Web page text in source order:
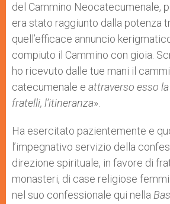
del Cammino Neocatecumenale,
era stato raggiunto dalla potenza
quell’efficace annuncio
compiuto il Cammino con gioia.
ho ricevuto dalle tue mani il
catecumenale e attraverso esso
fratelli, l’itineranza».
Ha esercitato pazientemente e
l’impegnativo servizio della
direzione spirituale, in favore di
monasteri, di case religiose
nel suo confessionale qui nella